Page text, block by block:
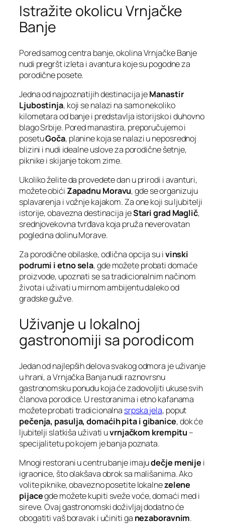
Istražite okolicu Vrnjačke
Banje
Pored samog centra banje, okolina Vrnjačke Banje
nudi pregršt izleta i avantura koje su pogodne za
porodične posete.
Jedna od najpoznatijih destinacija jeManastir
Ljubostinja, koji se nalazi na samo nekoliko
kilometara od banje i predstavlja istorijsko i duhovno
blago Srbije. Pored manastira, preporučujemo i
posetuGoča, planine koja se nalazi u neposrednoj
blizini i nudi idealne uslove za porodične šetnje,
piknike i skijanje tokom zime.
Ukoliko želite da provedete dan u prirodi i avanturi,
možete obići Zapadnu Moravu, gde se organizuju
splavarenja i vožnje kajakom. Za one koji su ljubitelji
istorije, obavezna destinacija jeStari grad Maglič,
srednjovekovna tvrđava koja pruža neverovatan
pogled na dolinu Morave.
Za porodične obilaske, odlična opcija su ivinski
podrumi i etno sela, gde možete probati domaće
proizvode, upoznati se sa tradicionalnim načinom
života i uživati u mirnom ambijentu daleko od
gradske gužve.
Uživanje u lokalnoj
gastronomiji sa porodicom
Jedan od najlepših delova svakog odmora je uživanje
u hrani, a Vrnjačka Banja nudi raznovrsnu
gastronomsku ponudu koja će zadovoljiti ukuse svih
članova porodice. U restoranima i etno kafanama
možete probati tradicionalna srpska jela, poput
pečenja, pasulja, domaćih pita i gibanice, dok će
ljubitelji slatkiša uživati uvrnjačkom krempitu –
specijalitetu po kojem je banja poznata.
Mnogi restorani u centru banje imajudečje menije i
igraonice, što olakšava obrok sa mališanima. Ako
volite piknike, obavezno posetite lokalnezelene
pijacegde možete kupiti sveže voće, domaći med i
sireve. Ovaj gastronomski doživljaj dodatno će
obogatiti vaš boravak i učiniti ga nezaboravnim.